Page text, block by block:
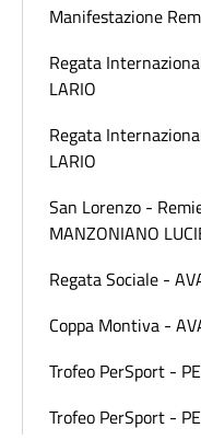
Manifestazione
Regata
LARIO
Regata
LARIO
San Lorenzo -
MANZONIANO
Regata Sociale -
Coppa Montiva -
Trofeo PerSport -
Trofeo PerSport -